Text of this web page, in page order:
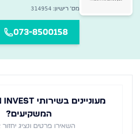
מס׳ רישיון: 314954
073-8500158
המשקיעים?
השאירו פרטים ונציג